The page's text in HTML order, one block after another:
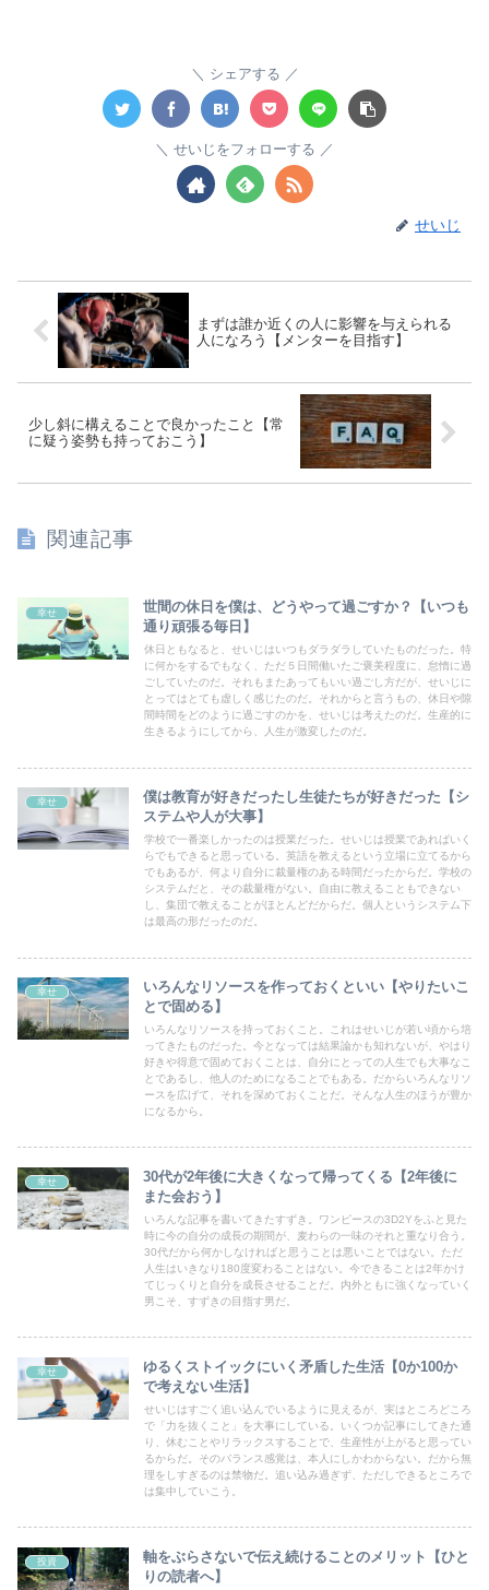
シェアする
せいじをフォローする
せいじ
まずは誰か近くの人に影響を与えられる
人になろう【メンターを目指す】
少し斜に構えることで良かったこと【常
に疑う姿勢も持っておこう】
関連記事
幸せ
世間の休日を僕は、どうやって過ごすか？【いつも
通り頑張る毎日】
休日ともなると、せいじはいつもダラダラしていたものだった。特
に何かをするでもなく、ただ５日間働いたご褒美程度に、怠惰に過
ごしていたのだ。それもまたあってもいい過ごし方だが、せいじに
とってはとても虚しく感じたのだ。それからと言うもの、休日や隙
間時間をどのように過ごすのかを、せいじは考えたのだ。生産的に
生きるようにしてから、人生が激変したのだ。
幸せ
僕は教育が好きだったし生徒たちが好きだった【シ
ステムや人が大事】
学校で一番楽しかったのは授業だった。せいじは授業であればいく
らでもできると思っている。英語を教えるという立場に立てるから
でもあるが、何より自分に裁量権のある時間だったからだ。学校の
システムだと、その裁量権がない。自由に教えることもできない
し、集団で教えることがほとんどだからだ。個人というシステム下
は最高の形だったのだ。
幸せ
いろんなリソースを作っておくといい【やりたいこ
とで固める】
いろんなリソースを持っておくこと。これはせいじが若い頃から培
ってきたものだった。今となっては結果論かも知れないが、やはり
好きや得意で固めておくことは、自分にとっての人生でも大事なこ
とであるし、他人のためになることでもある。だからいろんなリソ
ースを広げて、それを深めておくことだ。そんな人生のほうが豊か
になるから。
幸せ
30代が2年後に大きくなって帰ってくる【2年後に
また会おう】
いろんな記事を書いてきたすずき。ワンピースの3D2Yをふと見た
時に今の自分の成長の期間が、麦わらの一味のそれと重なり合う。
30代だから何かしなければと思うことは悪いことではない。ただ
人生はいきなり180度変わることはない。今できることは2年かけ
てじっくりと自分を成長させることだ。内外ともに強くなっていく
男こそ、すずきの目指す男だ。
幸せ
ゆるくストイックにいく矛盾した生活【0か100か
で考えない生活】
せいじはすごく追い込んでいるように見えるが、実はところどころ
で「力を抜くこと」を大事にしている。いくつか記事にしてきた通
り、休むことやリラックスすることで、生産性が上がると思ってい
るからだ。そのバランス感覚は、本人にしかわからない。だから無
理をしすぎるのは禁物だ。追い込み過ぎず、ただしできるところで
は集中していこう。
投資
軸をぶらさないで伝え続けることのメリット【ひと
りの読者へ】